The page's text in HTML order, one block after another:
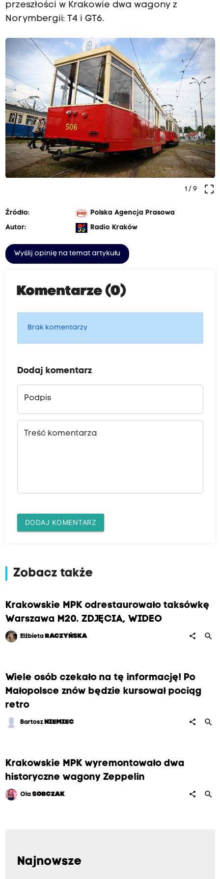
przeszłości w Krakowie dwa wagony z
Norymbergii: T4 i GT6.
crop_free
1/ 9
Źródło:
Polska Agencja Prasowa
Autor:
Radio Kraków
Wyślij opinię na temat artykułu
Komentarze (0)
Brak komentarzy
Dodaj komentarz
Podpis
Treść komentarza
DODAJ KOMENTARZ
Zobacz także
Krakowskie MPK odrestaurowało taksówkę
Warszawa M20. ZDJĘCIA, WIDEO
Elżbieta RACZYŃSKA share search
Wiele osób czekało na tę informację! Po
Małopolsce znów będzie kursował pociąg
retro
Bartosz NIEMIEC share search
Krakowskie MPK wyremontowało dwa
historyczne wagony Zeppelin
OlaSOBCZAK share search
Najnowsze